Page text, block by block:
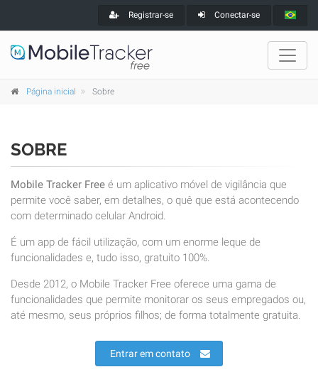
Registrar-se Conectar-se
Página inicial Sobre
SOBRE
Mobile Tracker Free é um aplicativo móvel de vigilância que
permite você saber, em detalhes, o quê que está acontecendo
com determinado celular Android.
É um app de fácil utilização, com um enorme leque de
funcionalidades e, tudo isso, gratuito 100%.
Desde 2012, o Mobile Tracker Free oferece uma gama de
funcionalidades que permite monitorar os seus empregados ou,
até mesmo, seus próprios filhos; de forma totalmente gratuita.
Entrar em contato